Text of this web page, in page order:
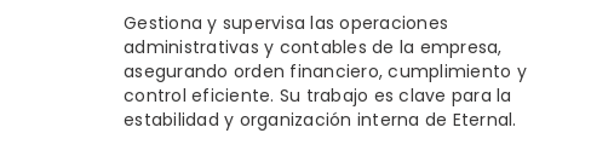
Gestiona y supervisa las operaciones
administrativas y contables de la empresa,
asegurando orden financiero, cumplimiento y
control eficiente. Su trabajo es clave para la
estabilidad y organización interna de Eternal.